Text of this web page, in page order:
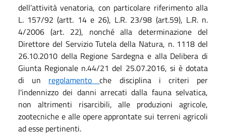
dell’attività venatoria, con particolare riferimento alla
L. 157/92 (artt. 14 e 26), L.R. 23/98 (art.59), L.R. n.
4/2006 (art. 22), nonché alla determinazione del
Direttore del Servizio Tutela della Natura, n. 1118 del
26.10.2010 della Regione Sardegna e alla Delibera di
Giunta Regionale n.44/21 del 25.07.2016, si è dotata
di un regolamentoche disciplina i criteri per
l'indennizzo dei danni arrecati dalla fauna selvatica,
non altrimenti risarcibili, alle produzioni agricole,
zootecniche e alle opere approntate sui terreni agricoli
ad esse pertinenti.